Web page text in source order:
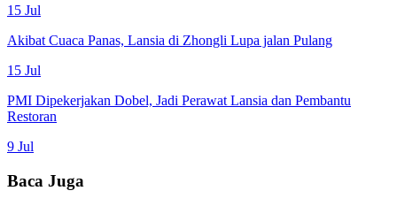
15 Jul
Akibat Cuaca Panas, Lansia di Zhongli Lupa jalan Pulang
15 Jul
PMI Dipekerjakan Dobel, Jadi Perawat Lansia dan Pembantu
Restoran
9 Jul
Baca Juga